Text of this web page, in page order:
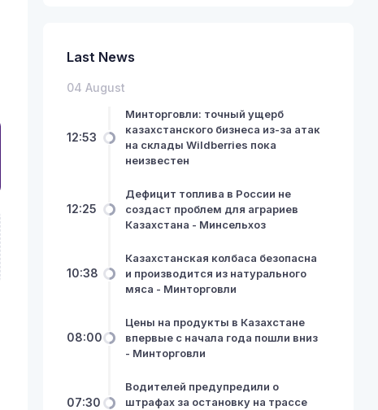
Last News
04 August
12:53
Минторговли: точный ущерб
казахстанского бизнеса из-за атак
на склады Wildberries пока
неизвестен
12:25
Дефицит топлива в России не
создаст проблем для аграриев
Казахстана - Минсельхоз
10:38
Казахстанская колбаса безопасна
и производится из натурального
мяса - Минторговли
08:00
Цены на продукты в Казахстане
впервые с начала года пошли вниз
- Минторговли
07:30
Водителей предупредили о
штрафах за остановку на трассе